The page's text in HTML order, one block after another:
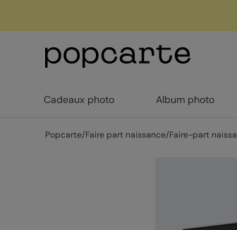
Cadeaux photo Album photo
Popcarte/Faire part naissance/Faire-part